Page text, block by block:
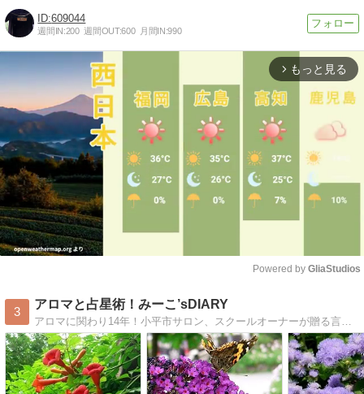
609044
週間IN:200 週間OUT:600 月間IN:990
arrow_forward_ios もっと見る
Powered by GliaStudios
3
アロマと占星術！みーこ’sDIARY
アロマに関わり14年！小平市サロン、スクールオーナーが贈る言の葉ブログ！様々な手作り＆活用術をご提案！ナチュラルにそして美しく〜